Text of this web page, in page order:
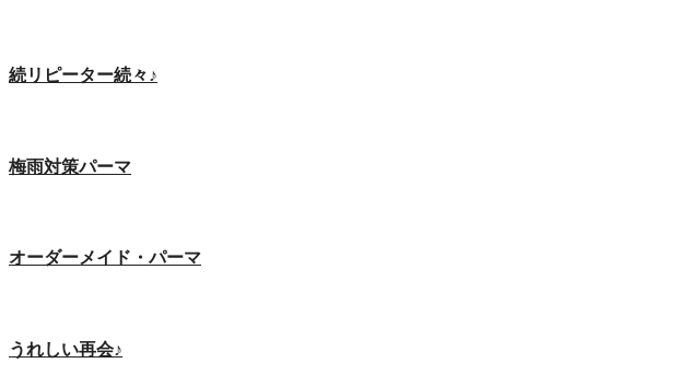
続リピーター続々♪
梅雨対策パーマ
オーダーメイド・パーマ
うれしい再会♪